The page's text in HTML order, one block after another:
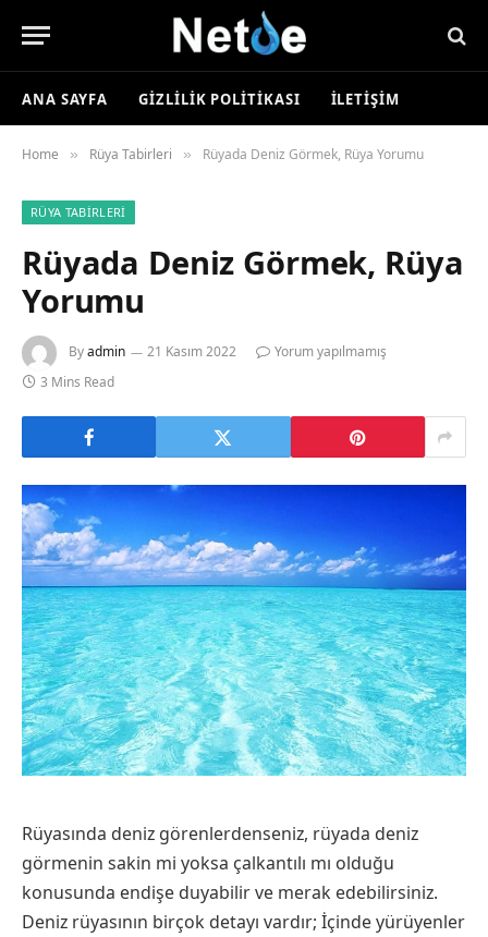
ANA SAYFA GIZLILIK POLITIKASI İLETIŞIM
Home » Rüya Tabirleri » Rüyada Deniz Görmek, Rüya Yorumu
RÜYA TABIRLERI
Rüyada Deniz Görmek, Rüya
Yorumu
Byadmin 21 Kasım 2022
Yorum yapılmamış
3 Mins Read
Rüyasında deniz görenlerdenseniz, rüyada deniz
görmenin sakin mi yoksa çalkantılı mı olduğu
konusunda endişe duyabilir ve merak edebilirsiniz.
Deniz rüyasının birçok detayı vardır; İçinde yürüyenler